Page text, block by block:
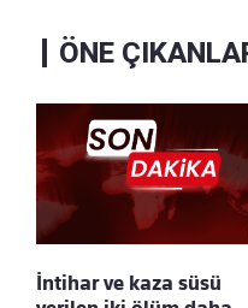
ÖNE
İntihar ve kaza süsü